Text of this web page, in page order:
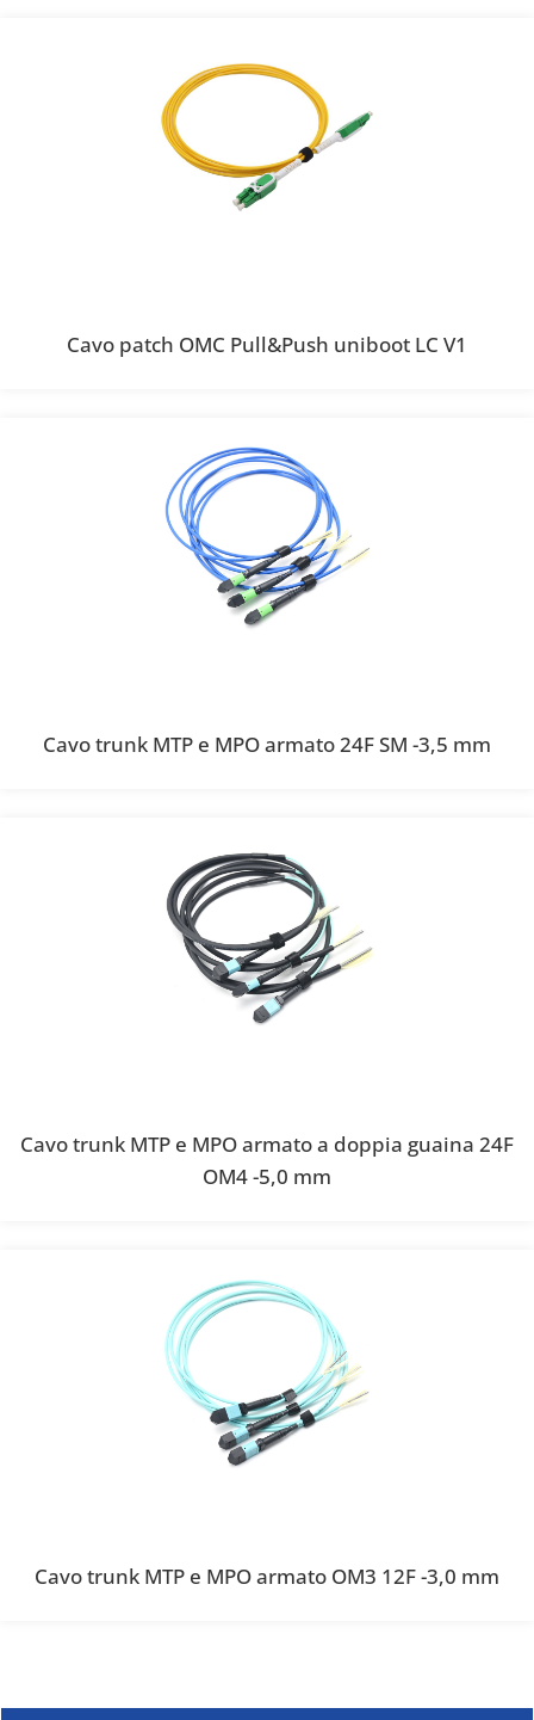
Cavo patch OMC Pull&Push uniboot LC V1
Cavo trunk MTP e MPO armato 24F SM -3,5 mm
Cavo trunk MTP e MPO armato a doppia guaina 24F
OM4 -5,0 mm
Cavo trunk MTP e MPO armato OM3 12F -3,0 mm